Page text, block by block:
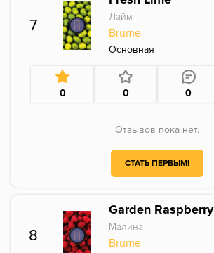
7 Лайм
Brume
Основная
0 0 0
Отзывов пока нет.
СТАТЬ ПЕРВЫМ!
8
Garden Raspberry
Малина
Brume